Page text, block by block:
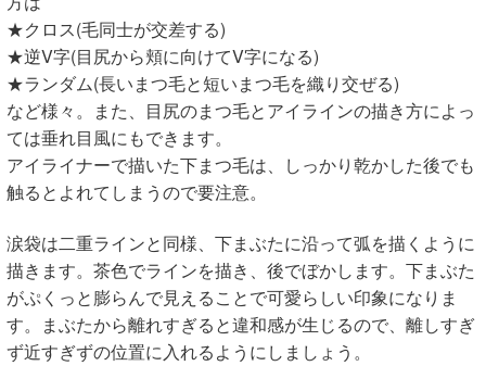
★クロス(毛同士が交差する)
★逆V字(目尻から頬に向けてV字になる)
★ランダム(長いまつ毛と短いまつ毛を織り交ぜる)
など様々。また、目尻のまつ毛とアイラインの描き方によっ
ては垂れ目風にもできます。
アイライナーで描いた下まつ毛は、しっかり乾かした後でも
触るとよれてしまうので要注意。
涙袋は二重ラインと同様、下まぶたに沿って弧を描くように
描きます。茶色でラインを描き、後でぼかします。下まぶた
がぷくっと膨らんで見えることで可愛らしい印象になりま
す。まぶたから離れすぎると違和感が生じるので、離しすぎ
ず近すぎずの位置に入れるようにしましょう。